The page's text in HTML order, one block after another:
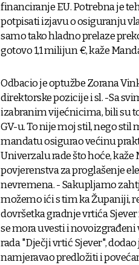
financiranje EU. Potrebna je
potpisati izjavu o osiguranju
samo tako hladno prelaze
gotovo 1,1 milijun €, kaže
Odbacio je optužbe Zorana
direktorske pozicije i sl. -Sa
izabranim vijećnicima, bili su
GV-u. To nije moj stil, nego
mandatu osigurao većinu
Univerzalu rade što hoće,
povjerenstva za proglašenje
nevremena. - Sakupljamo
možemo ići s tim ka Županiji,
dovršetka gradnje vrtića
se mora uvesti i
rada "Dječji vrtić Sjever",
namjeravao predložiti i